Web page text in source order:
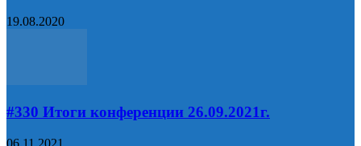
19.08.2020
#330 Итоги конференции 26.09.2021г.
06.11.2021